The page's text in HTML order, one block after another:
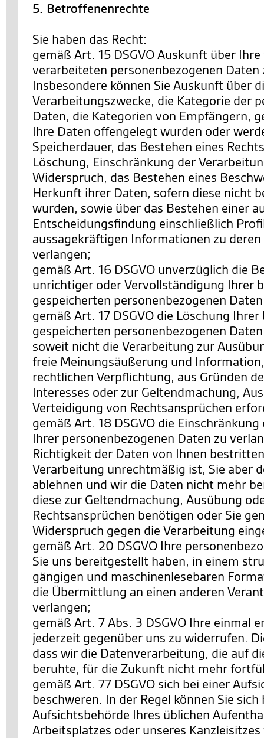
5. Betroffenenrechte
Sie haben das Recht:
gemäß Art. 15 DSGVO Auskunft über
verarbeiteten personenbezogenen Daten
Insbesondere können Sie Auskunft über
Verarbeitungszwecke, die Kategorie der
Daten, die Kategorien von Empfängern,
Ihre Daten offengelegt wurden oder
Speicherdauer, das Bestehen eines
Löschung, Einschränkung der
Widerspruch, das Bestehen eines
Herkunft ihrer Daten, sofern diese nicht
wurden, sowie über das Bestehen einer
Entscheidungsfindung einschließlich
aussagekräftigen Informationen zu
verlangen;
gemäß Art. 16 DSGVO unverzüglich die
unrichtiger oder Vervollständigung Ihrer
gespeicherten personenbezogenen
gemäß Art. 17 DSGVO die Löschung Ihrer
gespeicherten personenbezogenen
soweit nicht die Verarbeitung zur
freie Meinungsäußerung und
rechtlichen Verpflichtung, aus Gründen
Interesses oder zur Geltendmachung,
Verteidigung von Rechtsansprüchen
gemäß Art. 18 DSGVO die
Ihrer personenbezogenen Daten zu
Richtigkeit der Daten von Ihnen
Verarbeitung unrechtmäßig ist, Sie aber
ablehnen und wir die Daten nicht mehr
diese zur Geltendmachung, Ausübung
Rechtsansprüchen benötigen oder Sie
Widerspruch gegen die Verarbeitung
gemäß Art. 20 DSGVO Ihre
Sie uns bereitgestellt haben, in einem
gängigen und maschinenlesebaren
die Übermittlung an einen anderen
verlangen;
gemäß Art. 7 Abs. 3 DSGVO Ihre einmal
jederzeit gegenüber uns zu widerrufen.
dass wir die Datenverarbeitung, die auf
beruhte, für die Zukunft nicht mehr
gemäß Art. 77 DSGVO sich bei einer
beschweren. In der Regel können Sie
Aufsichtsbehörde Ihres üblichen
Arbeitsplatzes oder unseres